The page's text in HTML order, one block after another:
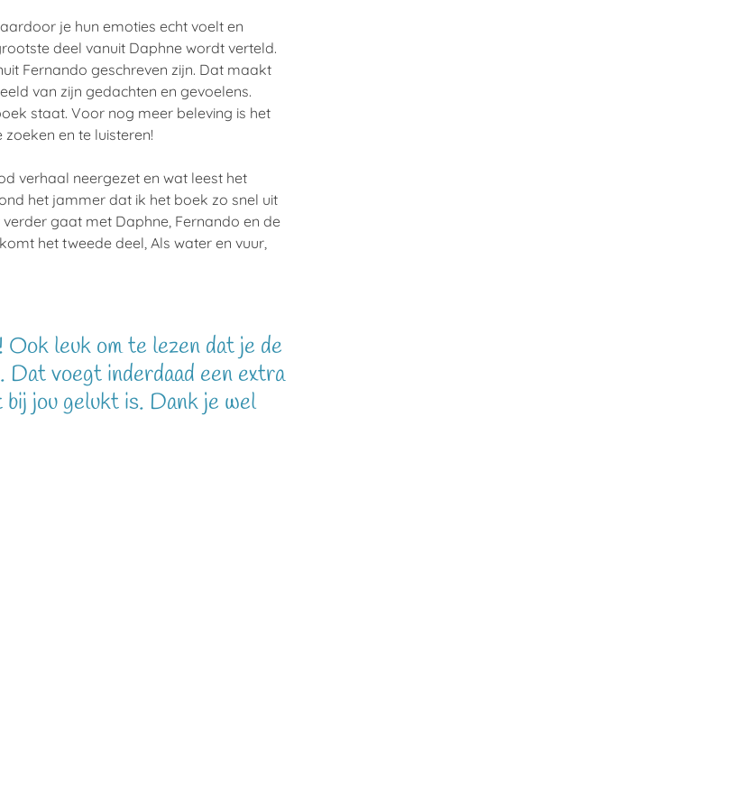
je hun emoties echt voelt en
deel vanuit Daphne wordt verteld.
Fernando geschreven zijn. Dat maakt
van zijn gedachten en gevoelens.
staat. Voor nog meer beleving is het
en te luisteren!
verhaal neergezet en wat leest het
het jammer dat ik het boek zo snel uit
gaat met Daphne, Fernando en de
het tweede deel, Als water en vuur,
leuk om te lezen dat je de
Dat voegt inderdaad een extra
jou gelukt is. Dank je wel